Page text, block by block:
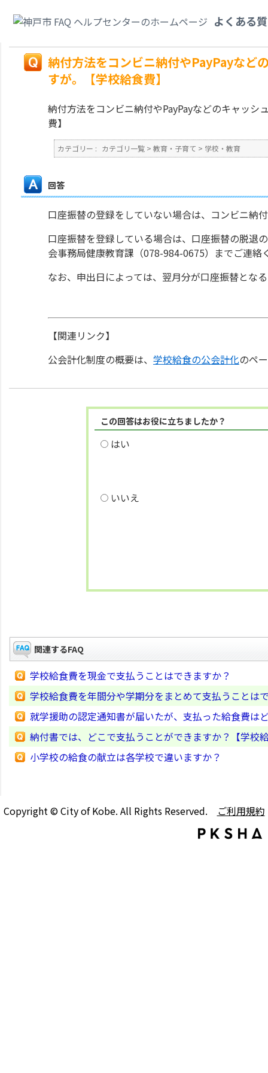
よくある
すが。【学校給食費】
納付方法をコンビニ納付やPayPayなど
すが。【学校給食費】
納付方法をコンビニ納付やPayPayなどのキャッ
費】
カテゴリー : カテゴリ一覧 > 教育・子育て > 学校・教育
回答
口座振替の登録をしていない場合は、コンビニ納
口座振替を登録している場合は、口座振替の脱退
会事務局健康教育課（078-984-0675）までご連絡
なお、申出日によっては、翌月分が口座振替とな
【関連リンク】
公会計化制度の概要は、 学校給食の公会計化のペ
この回答はお役に立ちましたか？
はい
いいえ
関連するFAQ
学校給食費を現金で支払うことはできますか？
学校給食費を年間分や学期分をまとめて支払うことは
就学援助の認定通知書が届いたが、支払った給食費は
納付書では、どこで支払うことができますか？【学校
小学校の給食の献立は各学校で違いますか？
Copyright © City of Kobe. All Rights Reserved. ご利用規約